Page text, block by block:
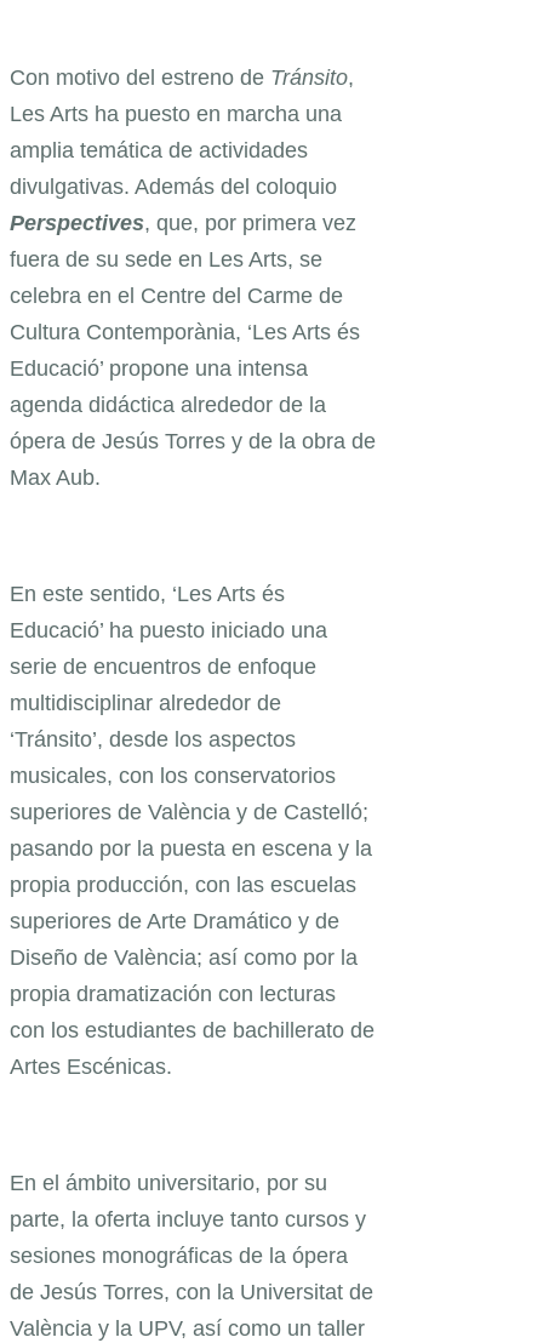
Con motivo del estreno de Tránsito,
Les Arts ha puesto en marcha una
amplia temática de actividades
divulgativas. Además del coloquio
Perspectives, que, por primera vez
fuera de su sede en Les Arts, se
celebra en el Centre del Carme de
Cultura Contemporània, ‘Les Arts és
Educació’ propone una intensa
agenda didáctica alrededor de la
ópera de Jesús Torres y de la obra de
Max Aub.
En este sentido, ‘Les Arts és
Educació’ ha puesto iniciado una
serie de encuentros de enfoque
multidisciplinar alrededor de
‘Tránsito’, desde los aspectos
musicales, con los conservatorios
superiores de València y de Castelló;
pasando por la puesta en escena y la
propia producción, con las escuelas
superiores de Arte Dramático y de
Diseño de València; así como por la
propia dramatización con lecturas
con los estudiantes de bachillerato de
Artes Escénicas.
En el ámbito universitario, por su
parte, la oferta incluye tanto cursos y
sesiones monográficas de la ópera
de Jesús Torres, con la Universitat de
València y la UPV, así como un taller